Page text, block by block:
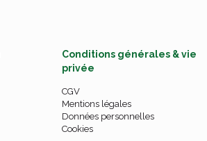
Conditions générales & vie
privée
CGV
Mentions légales
Données personnelles
Cookies